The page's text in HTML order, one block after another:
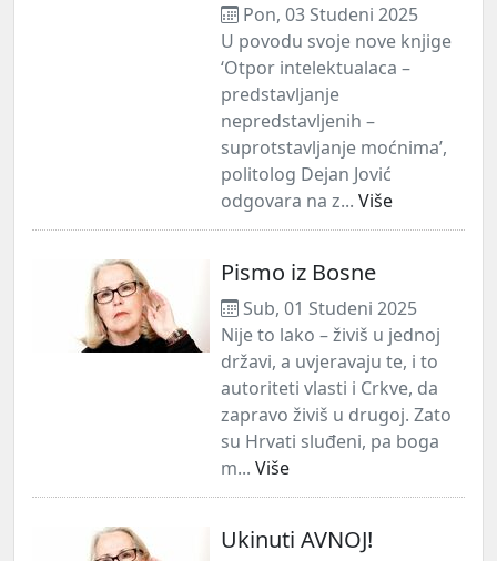
Pon, 03 Studeni 2025
U povodu svoje nove knjige
‘Otpor intelektualaca –
predstavljanje
nepredstavljenih –
suprotstavljanje moćnima’,
politolog Dejan Jović
odgovara na z... Više
Pismo iz Bosne
Sub, 01 Studeni 2025
Nije to lako – živiš u jednoj
državi, a uvjeravaju te, i to
autoriteti vlasti i Crkve, da
zapravo živiš u drugoj. Zato
su Hrvati sluđeni, pa boga
m... Više
Ukinuti AVNOJ!